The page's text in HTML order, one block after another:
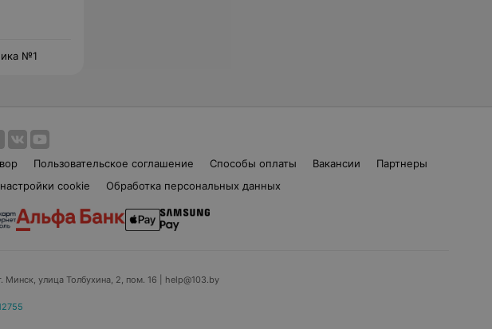
№1
Пользовательское соглашение Способы оплаты Вакансии
Партнеры
cookie Обработка персональных данных
Минск, улица Толбухина, 2, пом. 16 | help@103.by